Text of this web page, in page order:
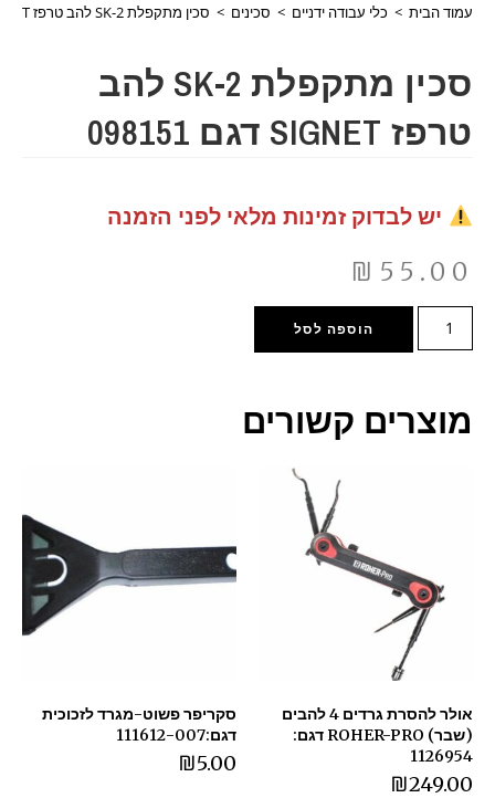
עמוד הבית > כלי עבודה ידניים > סכינים > סכין מתקפלת SK-2 להב טרפז SIGNET דגם 098151
סכין מתקפלת SK-2 להב
טרפז SIGNET דגם 098151
יש לבדוק זמינות מלאי לפני הזמנה
₪ 55.00
הוספה לסל
מוצרים קשורים
אולר להסרת גרדים 4 להבים
(שבר) ROHER-PRO דגם:
1126954
₪249.00
סקריפר פשוט-מגרד לזכוכית
דגם:111612-007
₪5.00